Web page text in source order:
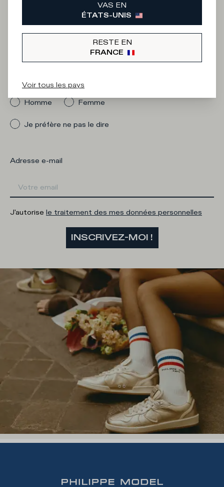
Iscriviti alla
Newsletter
Quelle catégorie vous intéresse ?
Homme
Femme
Je préfère ne pas le dire
Adresse e-mail
J'autorise le traitement des mes données personnelles
INSCRIVEZ-MOI !
VAS EN
ÉTATS-UNIS
RESTE EN
FRANCE
Voir tous les pays